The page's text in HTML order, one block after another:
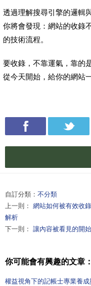
透過理解搜尋引擎的邏輯
你將會發現：網站的收錄
的技術流程。
要收錄，不靠運氣，靠的
從今天開始，給你的網站
自訂分類： 不分類
上一則： 網站如何被有效收
解析
下一則： 讓內容被看見的開
你可能會有興趣的文章：
權益視角下的記帳士專業養